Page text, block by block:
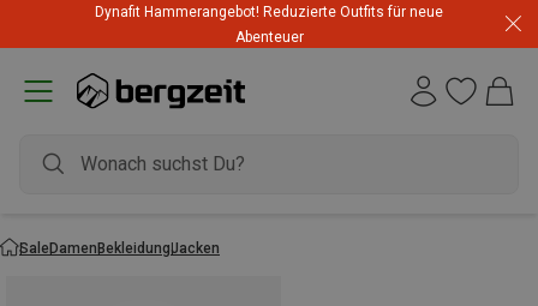
Dynafit Hammerangebot! Reduzierte Outfits für neue
Abenteuer
SaleDamenBekleidungJacken